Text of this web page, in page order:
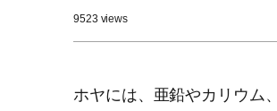
9523 views
ホヤには、亜鉛やカリウム